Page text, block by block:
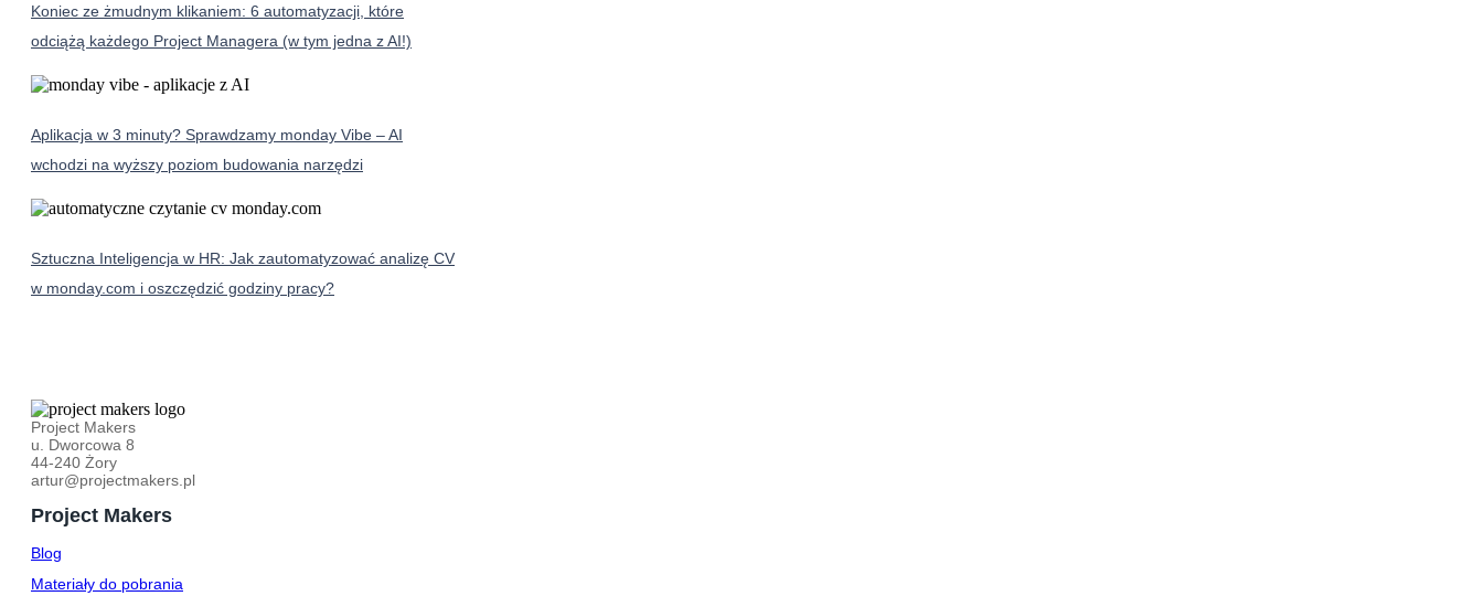
Koniec ze żmudnym klikaniem: 6 automatyzacji, które
odciążą każdego Project Managera (w tym jedna z AI!)
Aplikacja w 3 minuty? Sprawdzamy monday Vibe – AI
wchodzi na wyższy poziom budowania narzędzi
Sztuczna Inteligencja w HR: Jak zautomatyzować analizę CV
w monday.com i oszczędzić godziny pracy?
Project Makers
u. Dworcowa 8
44-240 Żory
artur@projectmakers.pl
Project Makers
Blog
Materiały do pobrania